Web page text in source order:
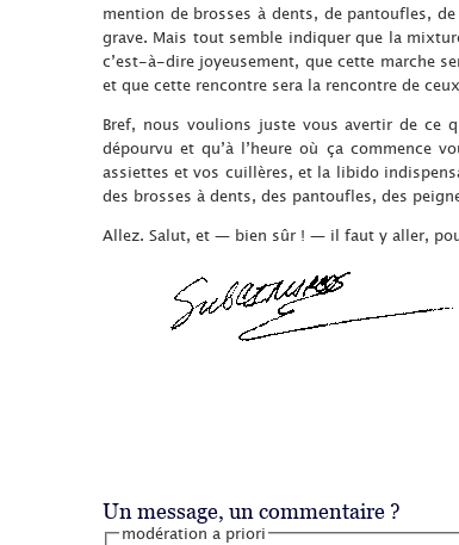
mention de brosses à dents, de pantoufles,
grave. Mais tout semble indiquer que la
c’est-à-dire joyeusement, que cette marche
et que cette rencontre sera la rencontre de
Bref, nous voulions juste vous avertir de ce
dépourvu et qu’à l’heure où ça commence
assiettes et vos cuillères, et la libido
des brosses à dents, des pantoufles, des
Allez. Salut, et — bien sûr ! — il faut y aller,
Un message, un commentaire ?
modération a priori